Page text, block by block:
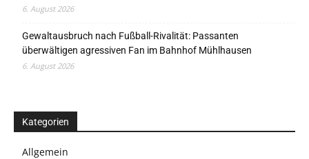
6. August 2026
Gewaltausbruch nach Fußball-Rivalität: Passanten
überwältigen agressiven Fan im Bahnhof Mühlhausen
6. August 2026
Kategorien
Allgemein